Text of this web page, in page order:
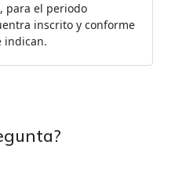
para el periodo
inscrito y conforme
indican.